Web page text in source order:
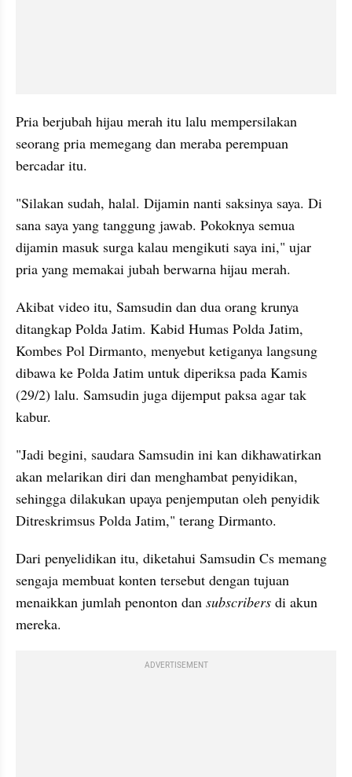
Pria berjubah hijau merah itu lalu mempersilakan
seorang pria memegang dan meraba perempuan
bercadar itu.
"Silakan sudah, halal. Dijamin nanti saksinya saya. Di
sana saya yang tanggung jawab. Pokoknya semua
dijamin masuk surga kalau mengikuti saya ini," ujar
pria yang memakai jubah berwarna hijau merah.
Akibat video itu, Samsudin dan dua orang krunya
ditangkap Polda Jatim. Kabid Humas Polda Jatim,
Kombes Pol Dirmanto, menyebut ketiganya langsung
dibawa ke Polda Jatim untuk diperiksa pada Kamis
(29/2) lalu. Samsudin juga dijemput paksa agar tak
kabur.
"Jadi begini, saudara Samsudin ini kan dikhawatirkan
akan melarikan diri dan menghambat penyidikan,
sehingga dilakukan upaya penjemputan oleh penyidik
Ditreskrimsus Polda Jatim," terang Dirmanto.
Dari penyelidikan itu, diketahui Samsudin Cs memang
sengaja membuat konten tersebut dengan tujuan
menaikkan jumlah penonton dan subscribers di akun
mereka.
ADVERTISEMENT